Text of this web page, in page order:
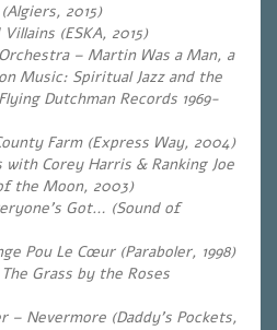
2015)
(ESKA, 2015)
– Martin Was a Man, a
Music: Spiritual Jazz and the
Dutchman Records 1969-
Farm (Express Way, 2004)
Corey Harris & Ranking Joe
the Moon, 2003)
Got… (Sound of
Pou Le Cœur (Paraboler, 1998)
Grass by the Roses
– Nevermore (Daddy’s Pockets,